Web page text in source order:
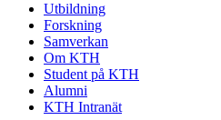
Utbildning
Forskning
Samverkan
Om KTH
Student på KTH
Alumni
KTH Intranät